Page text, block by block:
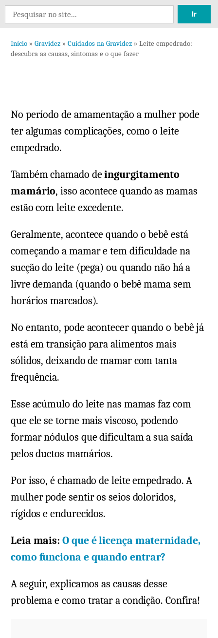
Deixe
em
Leite
causas,
sintomas
que
fazer
Search
for:
Início » Gravidez » Cuidados na Gravidez » Leite empedrado:
descubra as causas, sintomas e o que fazer
No período de amamentação a mulher pode
ter algumas complicações, como o leite
empedrado.
Também chamado deingurgitamento
mamário, isso acontece quando as mamas
estão com leite excedente.
Geralmente, acontece quando o bebê está
começando a mamar e tem dificuldade na
sucção do leite (pega) ou quando não há a
livre demanda (quando o bebê mama sem
horários marcados).
No entanto, pode acontecer quando o bebê já
está em transição para alimentos mais
sólidos, deixando de mamar com tanta
frequência.
Esse acúmulo do leite nas mamas faz com
que ele se torne mais viscoso, podendo
formar nódulos que dificultam a sua saída
pelos ductos mamários.
Por isso, é chamado de leite empedrado. A
mulher pode sentir os seios doloridos,
rígidos e endurecidos.
Leia mais:O que é licença maternidade,
como funciona e quando entrar?
A seguir, explicamos as causas desse
problema e como tratar a condição. Confira!